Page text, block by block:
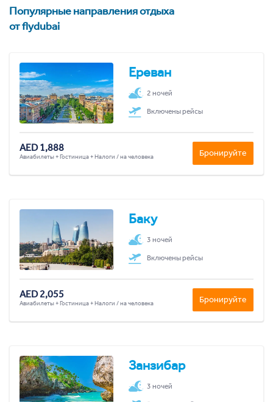
Популярные направления отдыха
от flydubai
Ереван
2 ночей
Включены рейсы
AED 1,888
Авиабилеты + Гостиница + Налоги / на человека Бронируйте
Баку
3 ночей
Включены рейсы
AED 2,055
Авиабилеты + Гостиница + Налоги / на человека Бронируйте
Занзибар
3 ночей